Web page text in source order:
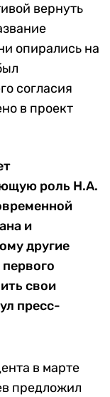
вернуть
опирались на
согласия
в проект
роль Н.А.
и
другие
свои
пресс-
в марте
предложил